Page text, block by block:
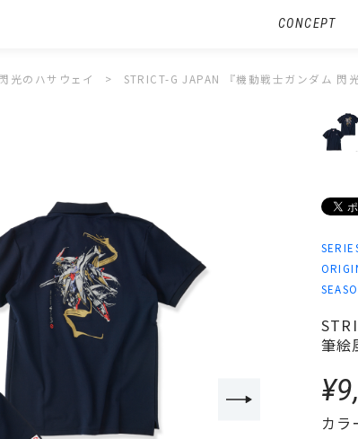
CONCEPT
光のハサウェイ STRICT-G JAPAN 『機動戦士ガンダム 閃
筆絵
カラ